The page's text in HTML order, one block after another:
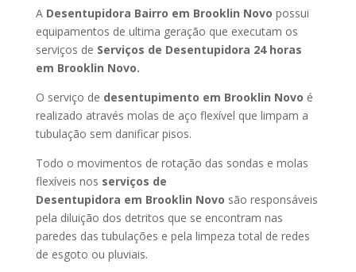
A Desentupidora Bairro em Brooklin Novo possui
equipamentos de ultima geração que executam os
serviços de Serviços de Desentupidora 24 horas
em Brooklin Novo.
O serviço de desentupimento em Brooklin Novo é
realizado através molas de aço flexível que limpam a
tubulação sem danificar pisos.
Todo o movimentos de rotação das sondas e molas
flexíveis nos serviços de
Desentupidora em Brooklin Novo são responsáveis
pela diluição dos detritos que se encontram nas
paredes das tubulações e pela limpeza total de redes
de esgoto ou pluviais.